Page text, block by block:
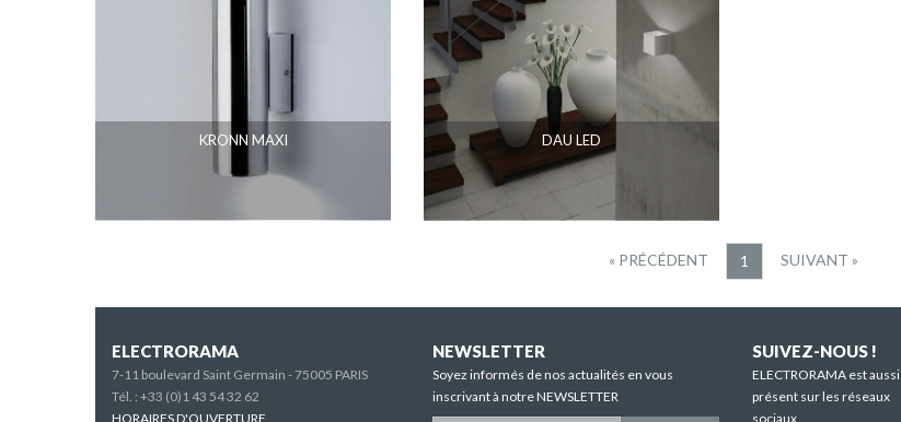
KRONN MAXI DAU LED
« PRÉCÉDENT 1 SUIVANT »
ELECTRORAMA
7-11 boulevard Saint Germain - 75005 PARIS
Tél. : +33 (0)1 43 54 32 62
HORAIRES D'OUVERTURE
NEWSLETTER
Soyez informés de nos actualités en vous
inscrivant à notre NEWSLETTER
SUIVEZ-NOUS !
ELECTRORAMA est aussi
présent sur les réseaux
sociaux